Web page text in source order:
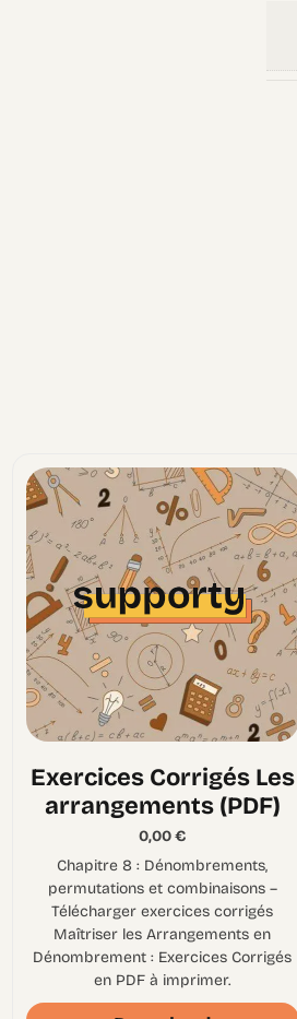
Exercices Corrigés Les
arrangements (PDF)
0,00€
Chapitre 8 : Dénombrements,
permutations et combinaisons –
Télécharger exercices corrigés
Maîtriser les Arrangements en
Dénombrement : Exercices Corrigés
en PDF à imprimer.